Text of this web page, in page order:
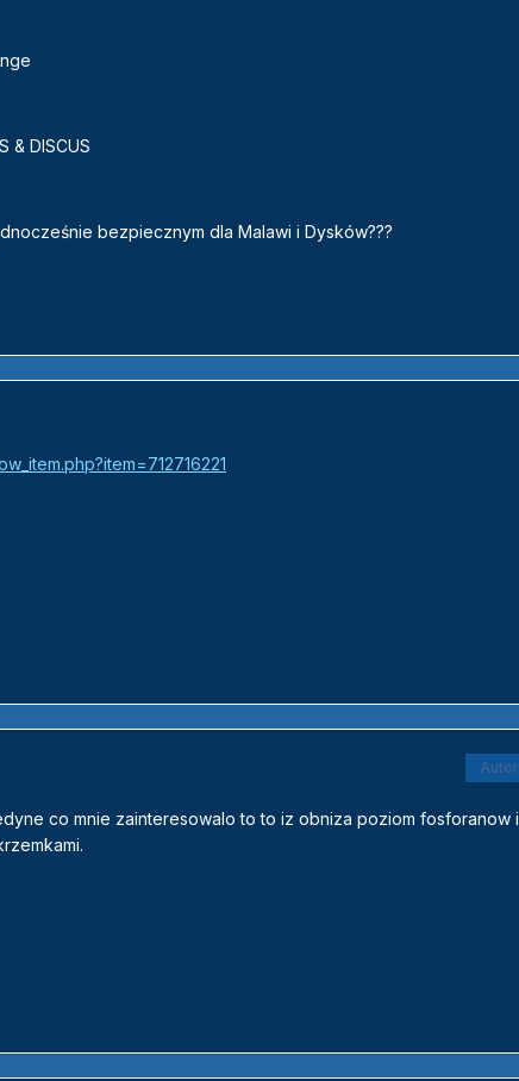
& DISCUS
bezpiecznym dla Malawi i Dysków???
Autor
co mnie zainteresowalo to to iz obniza poziom fosforanow i